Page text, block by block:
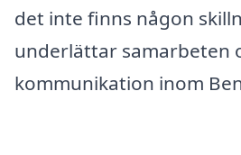
det inte finns någon
underlättar samarbeten
kommunikation inom